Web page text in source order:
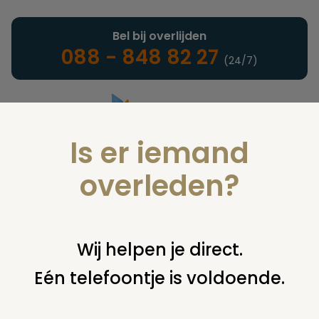
Landelijke uitvaartonderneming
Bel bij overlijden
088 - 848 82 27 (24/7)
U bent hier: home nieuws & agenda nieuws leestip: vrouw
bewaart as vader in travelsize urn
Is er iemand
overleden?
Wij helpen je direct.
Eén telefoontje is voldoende.